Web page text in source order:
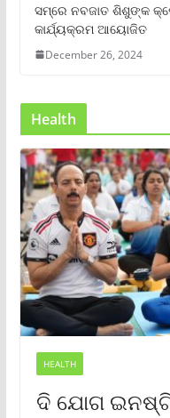
ସମ୍‌ରେ ନବଜାତ ଶିଶୁଙ୍କ
କାର୍ଯ୍ୟକ୍ରମ ଆୟୋଜିତ
December 26, 2024
Health
HEALTH
ଦି ଯୋଗ